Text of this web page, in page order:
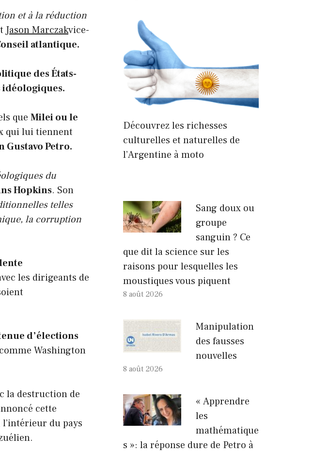
et à la réduction
Jason Marczakvice-
atlantique.
des États-
idéologiques.
que Milei ou le
qui lui tiennent
Gustavo Petro.
du
Hopkins. Son
telles
la corruption
les dirigeants de
d’élections
Washington
la destruction de
cette
du pays
Découvrez les richesses
culturelles et naturelles de
l’Argentine à moto
Sang doux ou
groupe
sanguin ? Ce
que dit la science sur les
raisons pour lesquelles les
moustiques vous piquent
8 août 2026
Manipulation
des fausses
nouvelles
8 août 2026
« Apprendre
les
mathématique
s »: la réponse dure de Petro à